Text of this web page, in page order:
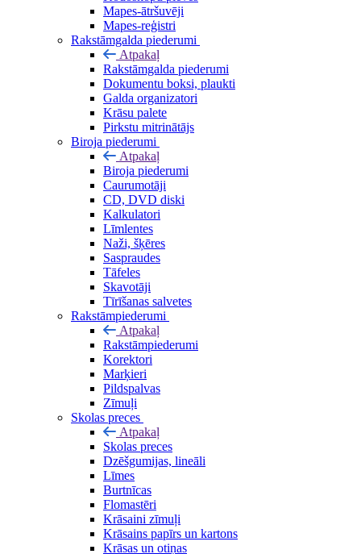
Mapes-ātršuvēji
Mapes-reģistri
Rakstāmgalda piederumi
Atpakaļ
Rakstāmgalda piederumi
Dokumentu boksi, plaukti
Galda organizatori
Krāsu palete
Pirkstu mitrinātājs
Biroja piederumi
Atpakaļ
Biroja piederumi
Caurumotāji
CD, DVD diski
Kalkulatori
Līmlentes
Naži, šķēres
Saspraudes
Tāfeles
Skavotāji
Tīrīšanas salvetes
Rakstāmpiederumi
Atpakaļ
Rakstāmpiederumi
Korektori
Marķieri
Pildspalvas
Zīmuļi
Skolas preces
Atpakaļ
Skolas preces
Dzēšgumijas, lineāli
Līmes
Burtnīcas
Flomastēri
Krāsaini zīmuļi
Krāsains papīrs un kartons
Krāsas un otiņas